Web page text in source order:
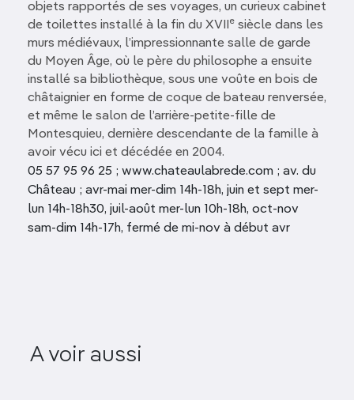
objets rapportés de ses voyages, un curieux cabinet
de toilettes installé à la fin du XVII
e siècle dans les
murs médiévaux, l’impressionnante salle de garde
du Moyen Âge, où le père du philosophe a ensuite
installé sa bibliothèque, sous une voûte en bois de
châtaignier en forme de coque de bateau renversée,
et même le salon de l’arrière-petite-fille de
Montesquieu, dernière descendante de la famille à
avoir vécu ici et décédée en 2004.
05 57 95 96 25 ; www.chateaulabrede.com ; av. du
Château ; avr-mai mer-dim 14h-18h, juin et sept mer-
lun 14h-18h30, juil-août mer-lun 10h-18h, oct-nov
sam-dim 14h-17h, fermé de mi-nov à début avr
A voir aussi
fleurie